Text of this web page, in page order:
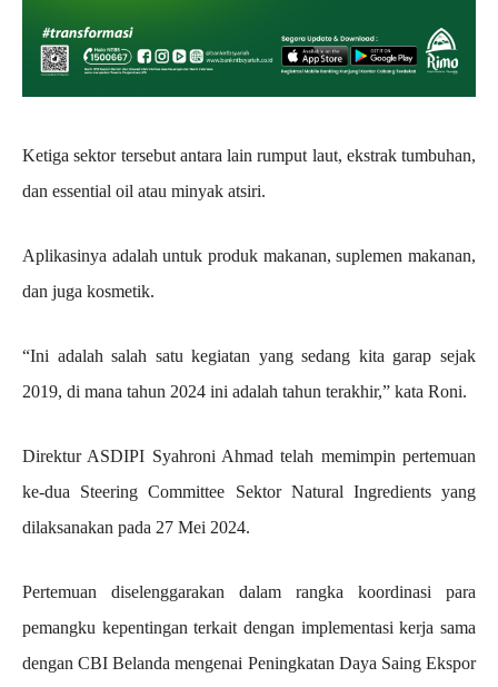
Ketiga sektor tersebut antara lain rumput laut, ekstrak tumbuhan,
dan essential oil atau minyak atsiri.
Aplikasinya adalah untuk produk makanan, suplemen makanan,
dan juga kosmetik.
“Ini adalah salah satu kegiatan yang sedang kita garap sejak
2019, di mana tahun 2024 ini adalah tahun terakhir,” kata Roni.
Direktur ASDIPI Syahroni Ahmad telah memimpin pertemuan
ke-dua Steering Committee Sektor Natural Ingredients yang
dilaksanakan pada 27 Mei 2024.
Pertemuan diselenggarakan dalam rangka koordinasi para
pemangku kepentingan terkait dengan implementasi kerja sama
dengan CBI Belanda mengenai Peningkatan Daya Saing Ekspor